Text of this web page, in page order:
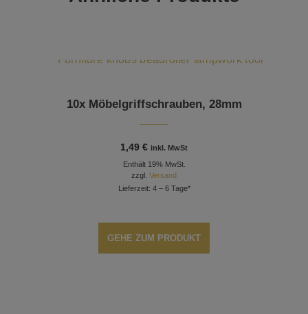
10x Möbelgriffschrauben, 28mm
1,49€ inkl. MwSt
Enthält 19% MwSt.
zzgl.Versand
Lieferzeit: 4 – 6 Tage*
GEHE ZUM PRODUKT